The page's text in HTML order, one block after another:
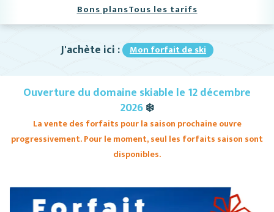
Hébergements
Activités
Restaurants
Animations
Bons plansTous les tarifs
J'achète ici : Mon forfait de ski
Ouverture du domaine skiable le 12 décembre
2026❄️
La vente des forfaits pour la saison prochaine ouvre
progressivement. Pour le moment, seul les forfaits saison sont
disponibles.